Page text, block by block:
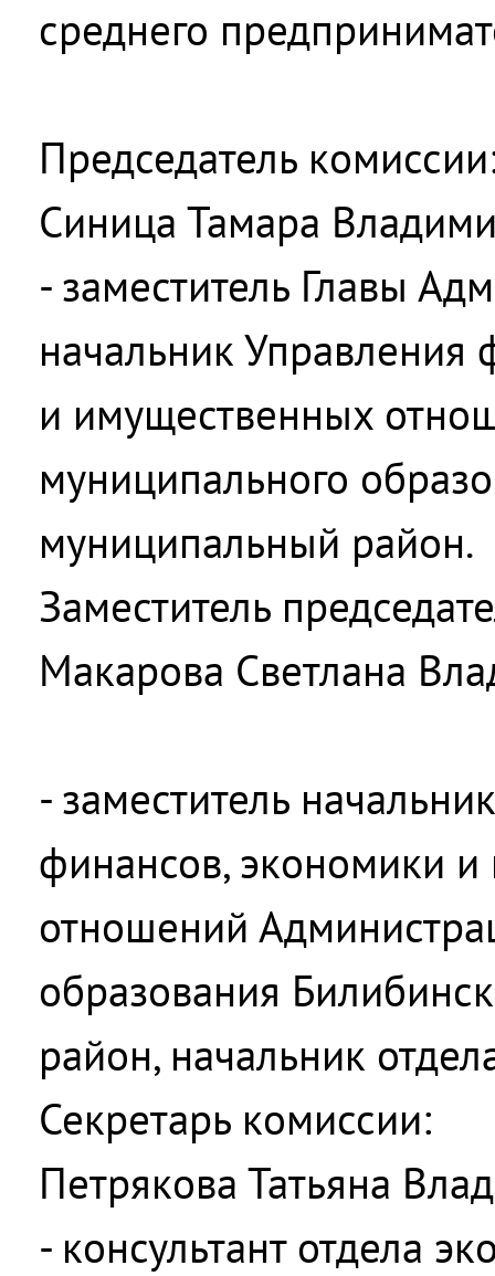
среднего
Председатель
Синица Тамара
- заместитель Главы
начальник Управления
и имущественных
муниципального
муниципальный район.
Заместитель
Макарова Светлана
- заместитель
финансов, экономики
отношений
образования
район, начальник
Секретарь комиссии:
Петрякова Татьяна
- консультант отдела